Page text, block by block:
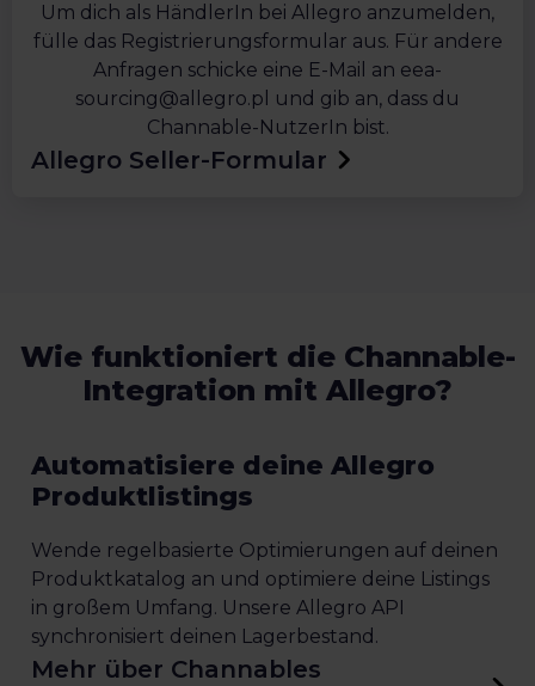
Um dich als HändlerIn bei Allegro anzumelden,
fülle das Registrierungsformular aus. Für andere
Anfragen schicke eine E-Mail an eea-
sourcing@allegro.pl und gib an, dass du
Channable-NutzerIn bist.
Allegro Seller-Formular
Wie funktioniert die Channable-
Integration mit Allegro?
Automatisiere deine Allegro
Produktlistings
Wende regelbasierte Optimierungen auf deinen
Produktkatalog an und optimiere deine Listings
in großem Umfang. Unsere Allegro API
synchronisiert deinen Lagerbestand.
Mehr über Channables